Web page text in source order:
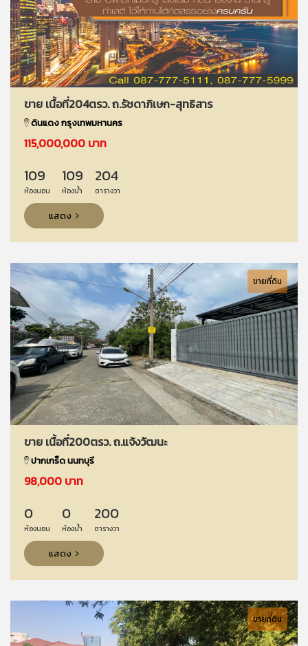
ขาย เนื้อที่204ตรว. ถ.รัชดาภิเษก-สุทธิสาร
ดินแดง กรุงเทพมหานคร
115,000,000 บาท
109
ห้องนอน
109
ห้องน้ำ
204
ตารางวา
แสดง
ขายที่ดิน
ขาย เนื้อที่200ตรว. ถ.แจ้งวัฒนะ
ปากเกร็ด นนทบุรี
98,000 บาท
0
ห้องนอน
0
ห้องน้ำ
200
ตารางวา
แสดง
ขายที่ดิน